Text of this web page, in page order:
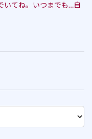
いてね。いつまでも…自